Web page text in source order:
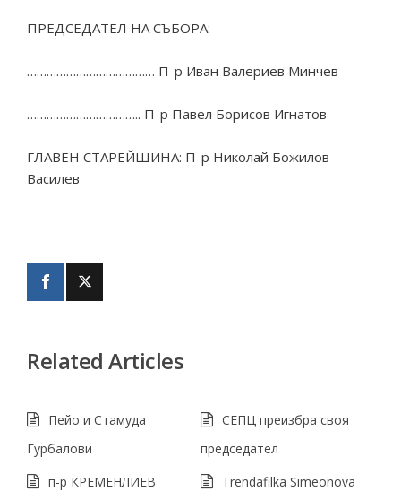
ПРЕДСЕДАТЕЛ НА СЪБОРА:
………………………………… П-р Иван Валериев Минчев
…………………………….. П-р Павел Борисов Игнатов
ГЛАВЕН СТАРЕЙШИНА: П-р Николай Божилов
Василев
Related Articles
Пейо и Стамуда
Гурбалови
СЕПЦ преизбра своя
председател
п-р КРЕМЕНЛИЕВ
Trendafilka Simeonova